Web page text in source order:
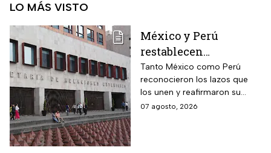
LO MÁS VISTO
México y Perú
restablecen
relaciones
diplomáticas después
de nueve meses
Tanto México como Perú
reconocieron los lazos que
los unen y reafirmaron su
respeto al derecho
07 agosto, 2026